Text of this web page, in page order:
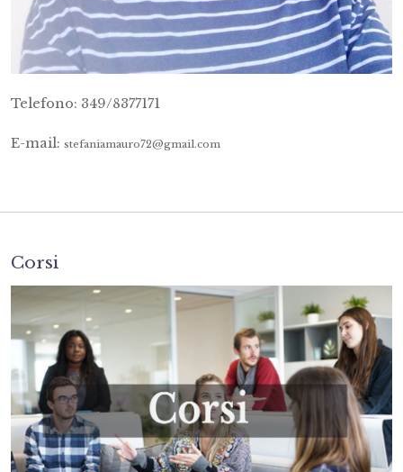
Telefono: 349/8377171
E-mail: stefaniamauro72@gmail.com
Corsi